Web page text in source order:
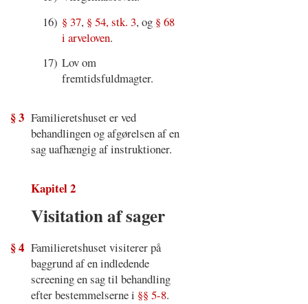
16) § 37, § 54, stk. 3, og § 68
i arveloven.
17) Lov om
fremtidsfuldmagter.
§ 3 Familieretshuset er ved
behandlingen og afgørelsen af en
sag uafhængig af instruktioner.
Kapitel 2
Visitation af sager
§ 4 Familieretshuset visiterer på
baggrund af en indledende
screening en sag til behandling
efter bestemmelserne i §§ 5-8.